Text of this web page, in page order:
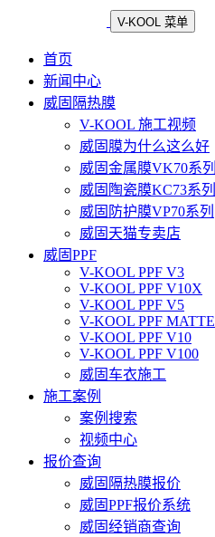
V-KOOL 菜单
首页
新闻中心
威固隔热膜
V-KOOL 施工视频
威固膜为什么这么好
威固金属膜VK70系列
威固陶瓷膜KC73系列
威固防护膜VP70系列
威固天猫专卖店
威固PPF
V-KOOL PPF V3
V-KOOL PPF V10X
V-KOOL PPF V5
V-KOOL PPF MATTE
V-KOOL PPF V10
V-KOOL PPF V100
威固车衣施工
施工案例
案例搜索
视频中心
报价查询
威固隔热膜报价
威固PPF报价系统
威固经销商查询